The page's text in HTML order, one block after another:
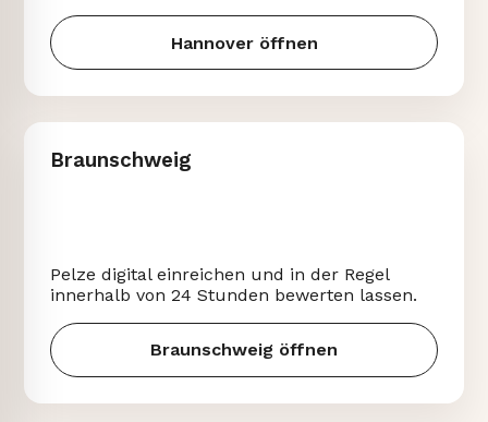
Hannover öffnen
Braunschweig
Pelze digital einreichen und in der Regel
innerhalb von 24 Stunden bewerten lassen.
Braunschweig öffnen